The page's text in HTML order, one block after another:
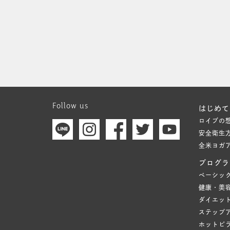
Follow us はじめ
ロイブの
安全衛生
全米ヨガ
プログ
ベーシッ
健康・美
ダイエッ
ステップ
ホットピ